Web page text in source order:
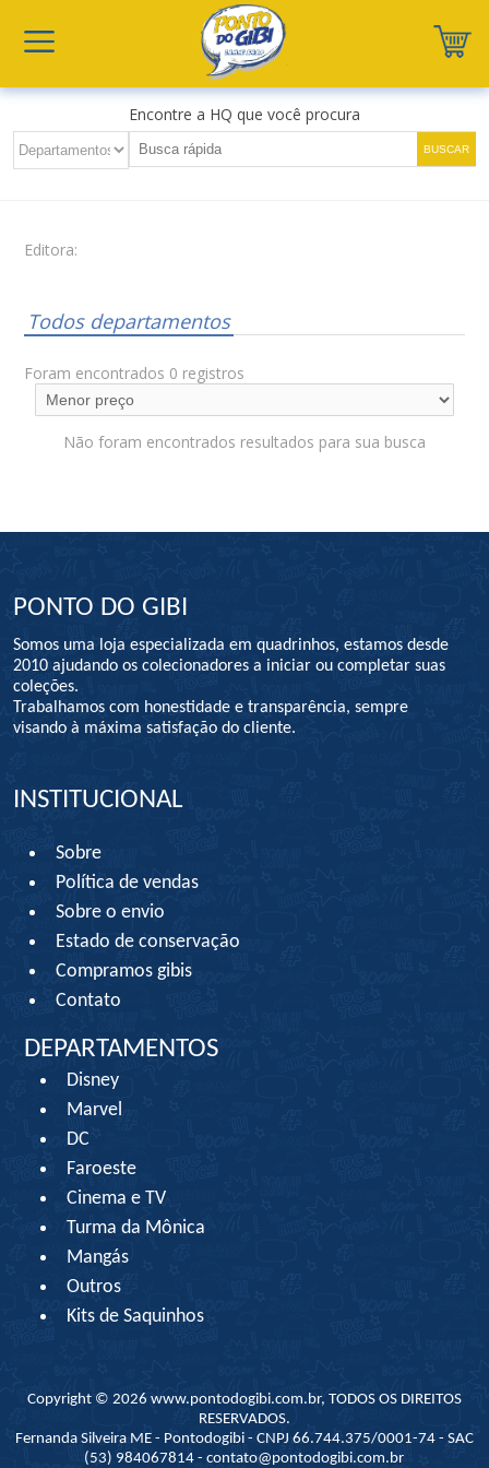
Encontre a HQ que você procura
Editora:
Todos departamentos
Foram encontrados 0 registros
Não foram encontrados resultados para sua busca
PONTO DO GIBI
Somos uma loja especializada em quadrinhos, estamos desde
2010 ajudando os colecionadores a iniciar ou completar suas
coleções.
Trabalhamos com honestidade e transparência, sempre
visando à máxima satisfação do cliente.
INSTITUCIONAL
Sobre
Política de vendas
Sobre o envio
Estado de conservação
Compramos gibis
Contato
DEPARTAMENTOS
Disney
Marvel
DC
Faroeste
Cinema e TV
Turma da Mônica
Mangás
Outros
Kits de Saquinhos
Copyright © 2026 www.pontodogibi.com.br, TODOS OS DIREITOS
RESERVADOS.
Fernanda Silveira ME - Pontodogibi - CNPJ 66.744.375/0001-74 - SAC
(53) 984067814 - contato@pontodogibi.com.br